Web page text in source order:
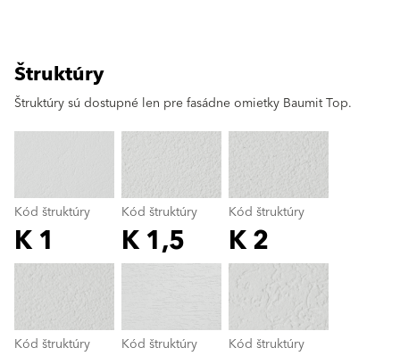
Štruktúry
Štruktúry sú dostupné len pre fasádne omietky Baumit Top.
Kód štruktúry
K 1
Kód štruktúry
K 1,5
Kód štruktúry
K 2
Kód štruktúry Kód štruktúry Kód štruktúry
Kód štruktúry
color_name